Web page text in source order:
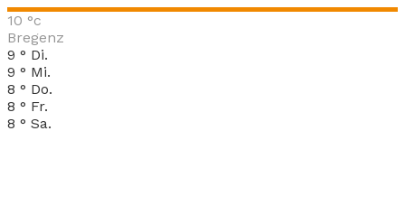
10 °c
Bregenz
9 ° Di.
9 ° Mi.
8 ° Do.
8 ° Fr.
8 ° Sa.